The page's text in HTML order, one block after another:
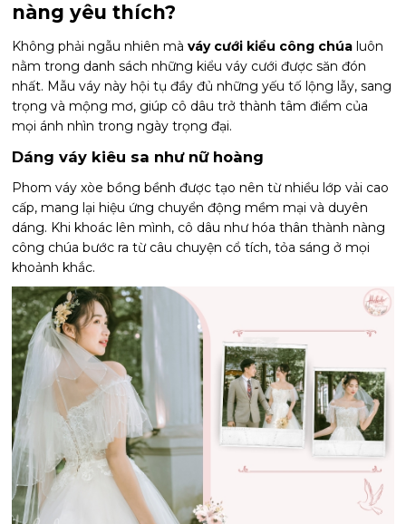
nàng yêu thích?
Không phải ngẫu nhiên màváy cưới kiểu công chúa luôn
nằm trong danh sách những kiểu váy cưới được săn đón
nhất. Mẫu váy này hội tụ đầy đủ những yếu tố lộng lẫy, sang
trọng và mộng mơ, giúp cô dâu trở thành tâm điểm của
mọi ánh nhìn trong ngày trọng đại.
Dáng váy kiêu sa như nữ hoàng
Phom váy xòe bồng bềnh được tạo nên từ nhiều lớp vải cao
cấp, mang lại hiệu ứng chuyển động mềm mại và duyên
dáng. Khi khoác lên mình, cô dâu như hóa thân thành nàng
công chúa bước ra từ câu chuyện cổ tích, tỏa sáng ở mọi
khoảnh khắc.